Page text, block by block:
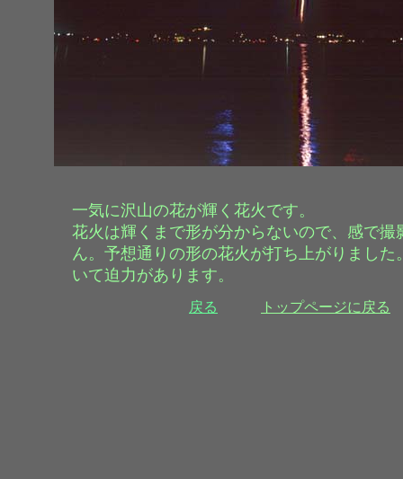
トップページに戻る
一気に沢山の花が輝く花火です。
花火は輝くまで形が分からないので、感で撮
ん。予想通りの形の花火が打ち上がりまし
いて迫力があります。
戻る